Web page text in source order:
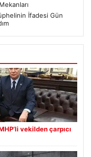
İfadesi Gün
vekilden çarpıcı